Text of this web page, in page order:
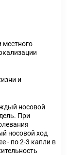
местного
и
носовой
При
носовой ход
- по 2-3 капли в